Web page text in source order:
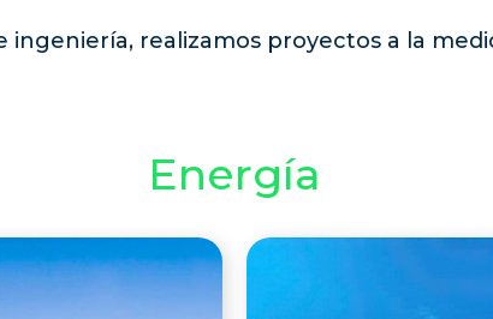
ingeniería, realizamos proyectos a la
Energía